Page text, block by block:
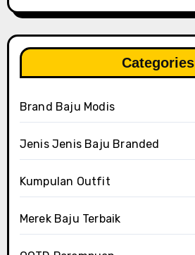
Categories
Brand Baju Modis
Jenis Jenis Baju Branded
Kumpulan Outfit
Merek Baju Terbaik